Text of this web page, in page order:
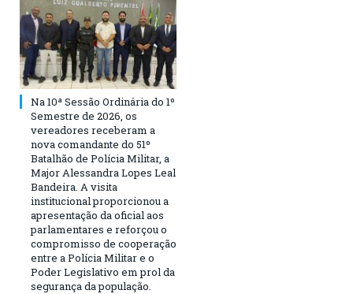
Na 10ª Sessão Ordinária do 1º
Semestre de 2026, os
vereadores receberam a
nova comandante do 51º
Batalhão de Polícia Militar, a
Major Alessandra Lopes Leal
Bandeira. A visita
institucional proporcionou a
apresentação da oficial aos
parlamentares e reforçou o
compromisso de cooperação
entre a Polícia Militar e o
Poder Legislativo em prol da
segurança da população.